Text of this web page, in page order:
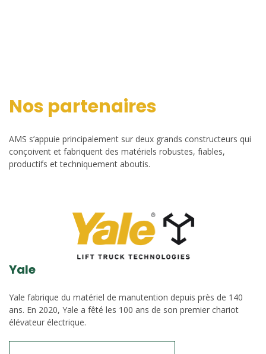
Nos partenaires
AMS s’appuie principalement sur deux grands constructeurs qui
conçoivent et fabriquent des matériels robustes, fiables,
productifs et techniquement aboutis.
Yale
Yale fabrique du matériel de manutention depuis près de 140
ans. En 2020, Yale a fêté les 100 ans de son premier chariot
élévateur électrique.